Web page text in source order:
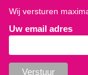
Wij versturen
Uw email adres